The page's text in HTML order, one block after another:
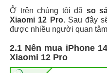
Ở trên chúng tôi đã so
Xiaomi 12 Pro. Sau đây
được nhiều người quan
2.1 Nên mua iPhone
Xiaomi 12 Pro